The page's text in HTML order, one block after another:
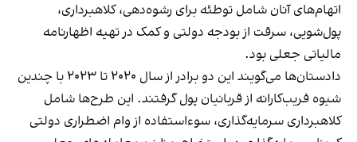
اتهام‌های آنان شامل توطئه برای رشوه‌دهی، کلاهبرداری،
پول‌شویی، سرقت از بودجه دولتی و کمک در تهیه اظهارنامه
مالیاتی جعلی بود.
دادستان‌ها می‌گویند این دو برادر از سال ۲۰۲۰ تا ۲۰۲۳ با چندین
شیوه فریب‌کارانه از قربانیان پول گرفتند. این طرح‌ها شامل
کلاهبرداری سرمایه‌گذاری، سوءاستفاده از وام اضطراری دولتی